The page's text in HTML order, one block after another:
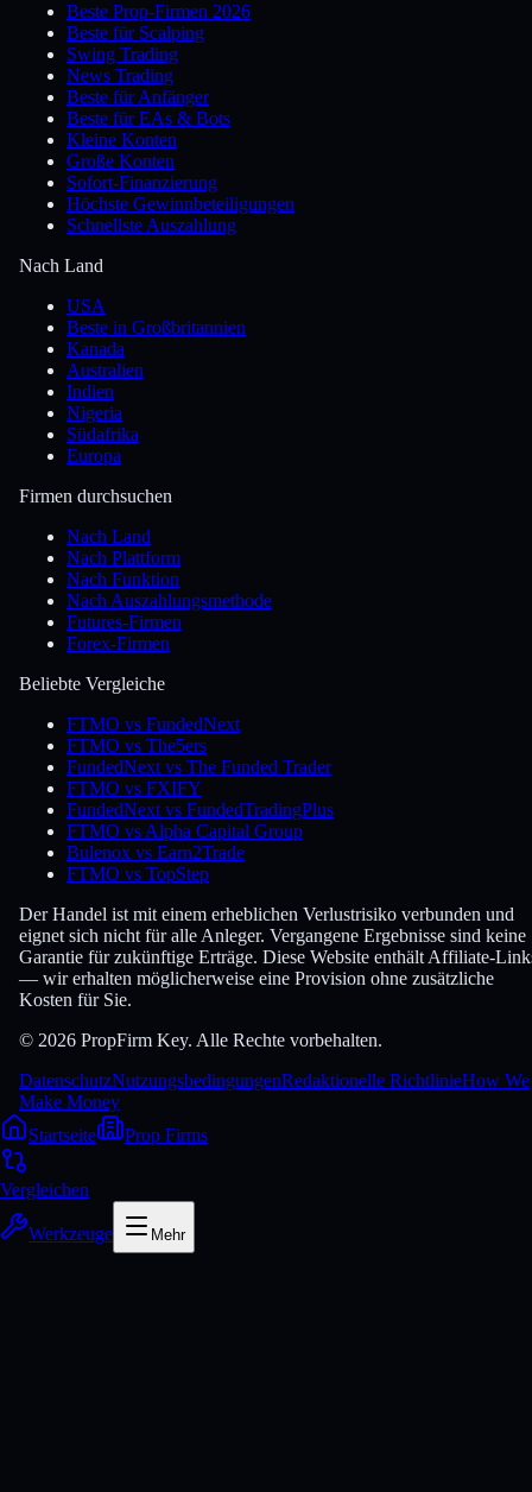
Beste Prop-Firmen 2026
Beste für Scalping
Swing Trading
News Trading
Beste für Anfänger
Beste für EAs & Bots
Kleine Konten
Große Konten
Sofort-Finanzierung
Höchste Gewinnbeteiligungen
Schnellste Auszahlung
Nach Land
USA
Beste in Großbritannien
Kanada
Australien
Indien
Nigeria
Südafrika
Europa
Firmen durchsuchen
Nach Land
Nach Plattform
Nach Funktion
Nach Auszahlungsmethode
Futures-Firmen
Forex-Firmen
Beliebte Vergleiche
FTMO vs FundedNext
FTMO vs The5ers
FundedNext vs The Funded Trader
FTMO vs FXIFY
FundedNext vs FundedTradingPlus
FTMO vs Alpha Capital Group
Bulenox vs Earn2Trade
FTMO vs TopStep
Der Handel ist mit einem erheblichen Verlustrisiko verbunden und
eignet sich nicht für alle Anleger. Vergangene Ergebnisse sind keine
Garantie für zukünftige Erträge. Diese Website enthält Affiliate-
— wir erhalten möglicherweise eine Provision ohne zusätzliche
Kosten für Sie.
© 2026 PropFirm Key. Alle Rechte vorbehalten.
DatenschutzNutzungsbedingungenRedaktionelle RichtlinieHow We
Make Money
Startseite
Prop Firms
Vergleichen
Werkzeuge Mehr